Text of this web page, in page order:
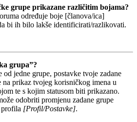
grupe prikazane različitim bojama?
određuje boje [članova/ica]
bi ih bilo lakše identificirati/razlikovati.
grupa”?
od jedne grupe, postavke tvoje zadane
na prikaz tvojeg korisničkog imena u
te s kojim statusom biti prikazano.
odobriti promjenu zadane grupe
[Profil/Postavke].